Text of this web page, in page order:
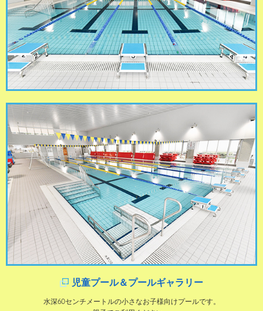
児童プール＆プールギャラリー
水深60センチメートルの小さなお子様向けプールです。